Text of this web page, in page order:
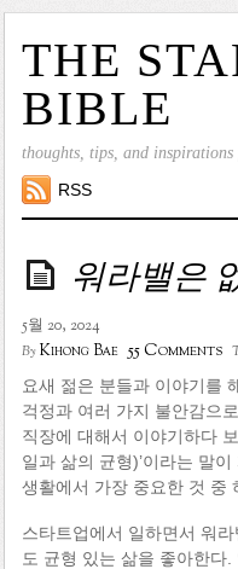
THE
BIBLE
thoughts, tips, and
RSS
워라밸은
5월 20, 2024
ByKihong Bae 55 Comments
요새 젊은 분들과 이야기를
걱정과 여러 가지 불안감으
직장에 대해서 이야기하다
일과 삶의 균형)’이라는 말
생활에서 가장 중요한 것 중
스타트업에서 일하면서 워
도 균형 있는 삶을 좋아한다